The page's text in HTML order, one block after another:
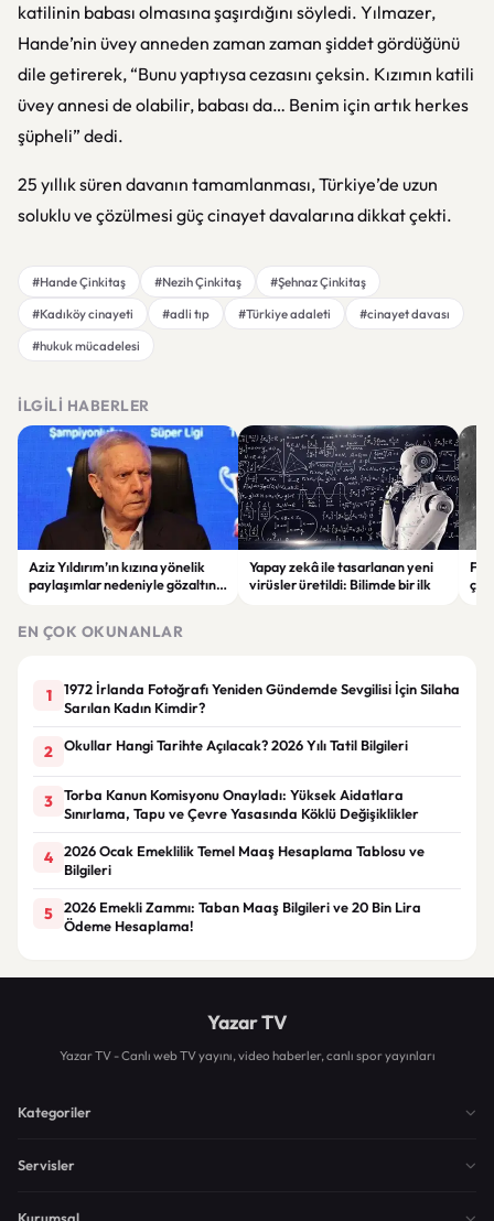
katilinin babası olmasına şaşırdığını söyledi. Yılmazer,
Hande’nin üvey anneden zaman zaman şiddet gördüğünü
dile getirerek, “Bunu yaptıysa cezasını çeksin. Kızımın katili
üvey annesi de olabilir, babası da… Benim için artık herkes
şüpheli” dedi.
25 yıllık süren davanın tamamlanması, Türkiye’de uzun
soluklu ve çözülmesi güç cinayet davalarına dikkat çekti.
#Hande Çinkitaş #Nezih Çinkitaş
#Şehnaz Çinkitaş
#Kadıköy cinayeti
#adli tıp #Türkiye adaleti
#cinayet davası
#hukuk mücadelesi
İLGILI HABERLER
Aziz Yıldırım’ın kızına yönelik
paylaşımlar nedeniyle gözaltına
Yapay zekâ ile tasarlanan yeni
virüsler üretildi: Bilimde bir ilk
EN ÇOK OKUNANLAR
1
1972 İrlanda Fotoğrafı Yeniden Gündemde Sevgilisi İçin Silaha
Sarılan Kadın Kimdir?
2 Okullar Hangi Tarihte Açılacak? 2026 Yılı Tatil Bilgileri
3
Torba Kanun Komisyonu Onayladı: Yüksek Aidatlara
Sınırlama, Tapu ve Çevre Yasasında Köklü Değişiklikler
4
2026 Ocak Emeklilik Temel Maaş Hesaplama Tablosu ve
Bilgileri
5
2026 Emekli Zammı: Taban Maaş Bilgileri ve 20 Bin Lira
Ödeme Hesaplama!
Yazar TV
Yazar TV - Canlı web TV yayını, video haberler, canlı spor yayınları
Kategoriler
Servisler
Kurumsal